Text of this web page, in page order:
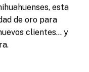
esta
de oro para
clientes… y